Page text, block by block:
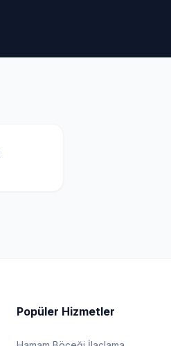
Popüler Hizmetler